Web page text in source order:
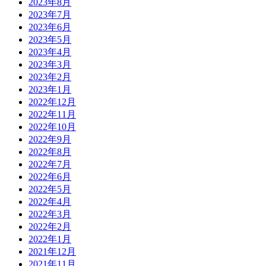
2023年8月
2023年7月
2023年6月
2023年5月
2023年4月
2023年3月
2023年2月
2023年1月
2022年12月
2022年11月
2022年10月
2022年9月
2022年8月
2022年7月
2022年6月
2022年5月
2022年4月
2022年3月
2022年2月
2022年1月
2021年12月
2021年11月